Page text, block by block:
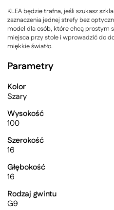
KLEA będzie trafna, jeśli szukasz
zaznaczenia jednej strefy bez
model dla osób, które chcą prostym
miejsca przy stole i wprowadzić do
miękkie światło.
Parametry
Kolor
Szary
Wysokość
100
Szerokość
16
Głębokość
16
Rodzaj gwintu
G9